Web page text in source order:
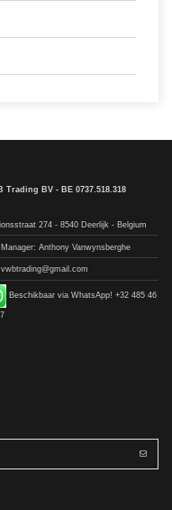
Trading BV - BE 0737.518.318
274 - 8540 Deerlijk - Belgium
Manager: Anthony Vanwynsberghe
vwbtrading@gmail.com
Beschikbaar via WhatsApp! +32 485 46